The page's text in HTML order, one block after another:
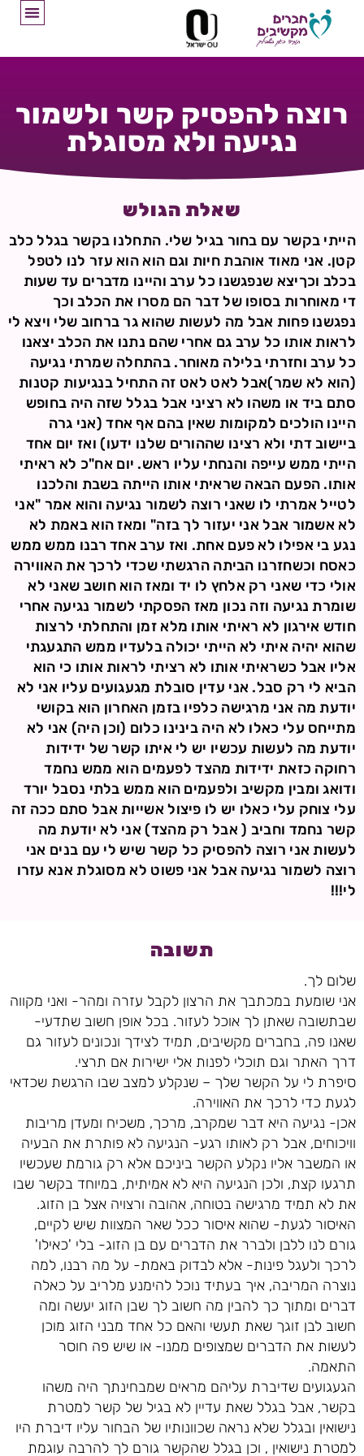
רוצה להפסיק קשר ולשמור
נגיעה ולא מסוגלת
שאלת הגולש
הייתי בקשר עם בחור בגיל שלי. התחלנו בקשר בגלל כלב
קטן. אני מאוד אוהבת חיות וגם הוא הוא עזר לנו לטפל
בכלב וכךיצא שנפגשנו כל ערב והיינו מדברים עד שעות
די מאוחרות בסופו של דבר הם מסרו את הכלב וכך
נפגשנו פחות אבל מה לעשות שהוא גר ברחוב שלי ויצא לי
לראות אותו כל ערב גם אחרי שהם נתנו את הכלב יצאנו
כל ערב וחזרתי בלילה מאוחר. בהתחלה שמרתי נגיעה
(הוא לא שמר)אבל לאט לאט זה התחיל בנגיעות קטנות
סתם ביד או משהו לא רציני אבל בגלל שזה היה בחופש
היינו הולכים למקומות שאין בהם אף אחד (אני גרה
ביישוב דתי ולא רצינו שההורים שלנו ידעו) ואז יום אחד
הייתי ממש עייפה והנחתי עליו ראש. יום אח"כ לא ראיתי
אותו. הפעם הבאה שראיתי אותו הייתה בשבת והלכנו
לטייל אמרתי לו שאני רוצה לשמור נגיעה והוא אמר "אני
לא אשמור אבל אני יעזור לך בזה" ומאז הוא באמת לא
נגע בי אפילו לא פעם אחת. ואז ערב אחד רבנו ממש ממש
כאסח וכשחזרנו הביתה הרגשתי שכדי לרכך את האווירה
אולי כדי שאני רק אלחץ לו יד ומאז הוא חושב שאני לא
שומרת נגיעה וזה נכון מאז הפסקתי לשמור נגיעה אחרי
חודש אירגון לא ראיתי אותו מלא זמן והתחלתי לרצות
שהוא יהיה איתי לא הייתי יכולה בלעדיו ממש התגעגתי
אליו אבל כשראיתי אותו לא רציתי לראות אותו כי הוא
הביא לי רק סבל. אני עדין סובלת מגעגועים עליו אני לא
יודעת מה אני מרגישה כלפיו בזמן האחרון הוא בקושי
מתייחס עלי כאלו לא היה בינינו כלום (וכן היה) אני לא
יודעת מה לעשות עכשיו יש לי איתו קשר של ידידות
רחוקה כזאת ידידות מהצד לפעמים הוא ממש נחמד
ודואג ומבין מקשיב ולפעמים הוא ממש בלתי נסבל יורד
עלי צוחק עלי כאלו יש לו פיצול אשייות אבל סתם ככה זה
קשר נחמד וחביב ( אבל רק מהצד) אני לא יודעת מה
לעשות אני רוצה להפסיק כל קשר שיש לי עם בנים אני
רוצה לשמור נגיעה אבל אני פשוט לא מסוגלת אנא עזרו
לי!!!
תשובה
שלום לך.
אני שומעת במכתבך את הרצון לקבל עזרה ומהר- ואני מקווה
שבתשובה שאתן לך אוכל לעזור. בכל אופן חשוב שתדעי-
שאנו פה, בחברים מקשיבים, תמיד לצידך ונכונים לעזור גם
דרך האתר וגם תוכלי לפנות אלי ישירות אם תרצי.
סיפרת לי על הקשר שלך – שנקלע למצב שבו הרגשת שכדאי
לגעת כדי לרכך את האווירה.
אכן- נגיעה היא דבר שמקרב, מרכך, משכיח ומעדן מריבות
וויכוחים, אבל רק לאותו רגע- הנגיעה לא פותרת את הבעיה
או המשבר אליו נקלע הקשר ביניכם אלא רק גורמת שעכשיו
תרגעו קצת, ולכן הנגיעה היא לא אמיתית, במיוחד בקשר שבו
את לא תמיד מרגישה בטוחה, אהובה ורצויה אצל בן הזוג.
האיסור לגעת- שהוא איסור ככל שאר המצוות שיש לקיים,
גורם לנו ללבן ולברר את הדברים עם בן הזוג- בלי 'כאילו'
לרכך ולעגל פינות- אלא לבדוק באמת- על מה רבנו, למה
נוצרה המריבה, איך בעתיד נוכל להימנע מלריב על כאלה
דברים ומתוך כך להבין מה חשוב לך שבן הזוג יעשה ומה
חשוב לבן זוגך שאת תעשי והאם כל אחד מבני הזוג מוכן
לעשות את הדברים שמצופים ממנו- או שיש פה חוסר
התאמה.
הגעגועים שדיברת עליהם מראים שמבחינתך היה משהו
בקשר, אבל בגלל שאת עדיין לא בגיל של קשר למטרת
נישואין ובגלל שלא נראה שכוונותיו של הבחור עליו דיברת היו
למטרת נישואין , וכן בגלל שהקשר גורם לך להרבה עוגמת